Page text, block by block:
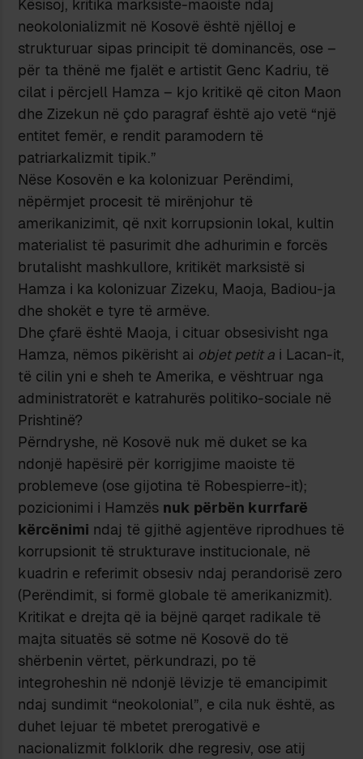
Kësisoj, kritika marksiste-maoiste ndaj
neokolonializmit në Kosovë është njëlloj e
strukturuar sipas principit të dominancës, ose –
për ta thënë me fjalët e artistit Genc Kadriu, të
cilat i përcjell Hamza – kjo kritikë që citon Maon
dhe Zizekun në çdo paragraf është ajo vetë “një
entitet femër, e rendit paramodern të
patriarkalizmit tipik.”
Nëse Kosovën e ka kolonizuar Perëndimi,
nëpërmjet procesit të mirënjohur të
amerikanizimit, që nxit korrupsionin lokal, kultin
materialist të pasurimit dhe adhurimin e forcës
brutalisht mashkullore, kritikët marksistë si
Hamza i ka kolonizuar Zizeku, Maoja, Badiou-ja
dhe shokët e tyre të armëve.
Dhe çfarë është Maoja, i cituar obsesivisht nga
Hamza, nëmos pikërisht ai objet petit a i Lacan-it,
të cilin yni e sheh te Amerika, e vështruar nga
administratorët e katrahurës politiko-sociale në
Prishtinë?
Përndryshe, në Kosovë nuk më duket se ka
ndonjë hapësirë për korrigjime maoiste të
problemeve (ose gijotina të Robespierre-it);
pozicionimi i Hamzës nuk përbën kurrfarë
kërcënimi ndaj të gjithë agjentëve riprodhues të
korrupsionit të strukturave institucionale, në
kuadrin e referimit obsesiv ndaj perandorisë zero
(Perëndimit, si formë globale të amerikanizmit).
Kritikat e drejta që ia bëjnë qarqet radikale të
majta situatës së sotme në Kosovë do të
shërbenin vërtet, përkundrazi, po të
integroheshin në ndonjë lëvizje të emancipimit
ndaj sundimit “neokolonial”, e cila nuk është, as
duhet lejuar të mbetet prerogativë e
nacionalizmit folklorik dhe regresiv, ose atij